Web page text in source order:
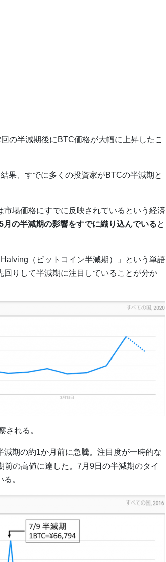
の半減期後にBTC価格が大幅に上昇したこ
果、すでに多くの投資家がBTCの半減期と
場価格にすでに反映されているという経済
の半減期の影響をすでに織り込んでいると
（ビットコイン半減期）」という単語
りして半減期に注目していることが分か
される。
期の約1か月前に急騰。注目度が一時的な
の高値に達した。7月9日の半減期のタイ
。